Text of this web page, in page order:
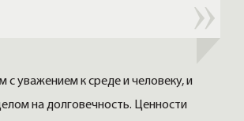
с уважением к среде и человеку, и
на долговечность. Ценности